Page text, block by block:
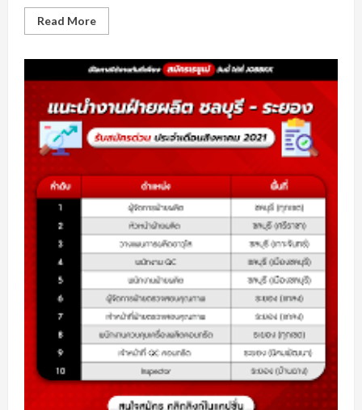
Read MoreRead
more
ช่วย
ที่
ทำให้
การ
งาน
สมุทรปราการ
สำเร็จ